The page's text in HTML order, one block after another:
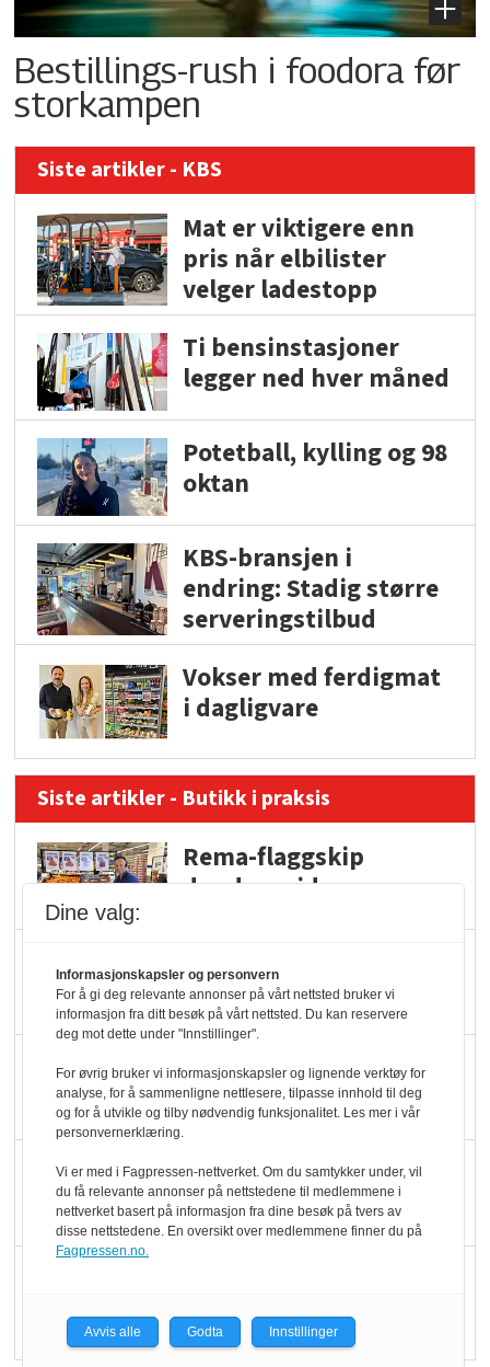
Bestillings-rush i foodora før
storkampen
Siste artikler - KBS
Mat er viktigere enn
pris når elbilister
velger ladestopp
Ti bensinstasjoner
legger ned hver måned
Potetball, kylling og 98
oktan
KBS-bransjen i
endring: Stadig større
serveringstilbud
Vokser med ferdigmat
i dagligvare
Siste artikler - Butikk i praksis
Rema-flaggskip
dundrer videre
Slik opprettholdes
ølsalget
Færre varer, men fulle
hyller
KI lager mat i butikken
Rema i 2025
Dine valg:
Informasjonskapsler og personvern
For å gi deg relevante annonser på vårt nettsted bruker vi
informasjon fra ditt besøk på vårt nettsted. Du kan reservere
deg mot dette under "Innstillinger".
For øvrig bruker vi informasjonskapsler og lignende verktøy for
analyse, for å sammenligne nettlesere, tilpasse innhold til deg
og for å utvikle og tilby nødvendig funksjonalitet. Les mer i vår
personvernerklæring.
Vi er med i Fagpressen-nettverket. Om du samtykker under, vil
du få relevante annonser på nettstedene til medlemmene i
nettverket basert på informasjon fra dine besøk på tvers av
disse nettstedene. En oversikt over medlemmene finner du på
Fagpressen.no.
Avvis alle Godta Innstillinger